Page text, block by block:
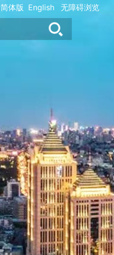
无障碍浏览
English
简体版